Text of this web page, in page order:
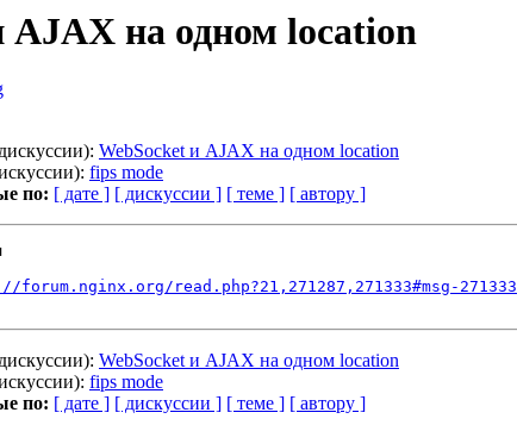
AJAX на одном location
WebSocket и AJAX на одном location
fips mode
по: [ дате ] [ дискуссии ] [ теме ] [ автору ]
forum.nginx.org/read.php?21,271287,271333#msg-271333
WebSocket и AJAX на одном location
fips mode
по: [ дате ] [ дискуссии ] [ теме ] [ автору ]